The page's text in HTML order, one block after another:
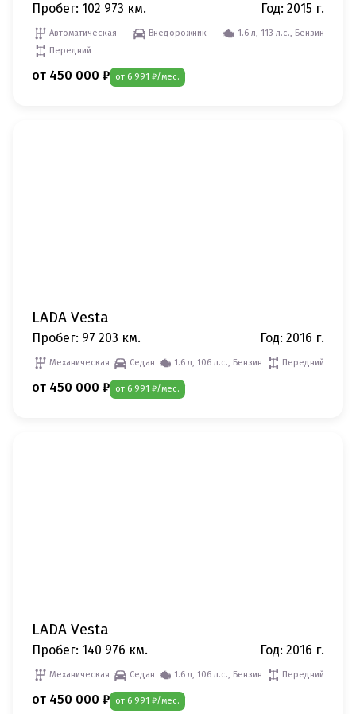
Пробег: 102 973 км. Год: 2015 г.
Автоматическая Внедорожник
1.6 л, 113 л.с., Бензин
Передний
от 450 000 ₽ от 6 991 ₽/мес.
LADA Vesta
Пробег: 97 203 км. Год: 2016 г.
Механическая Седан 1.6 л, 106 л.с., Бензин Передний
от 450 000 ₽ от 6 991 ₽/мес.
LADA Vesta
Пробег: 140 976 км. Год: 2016 г.
Механическая Седан 1.6 л, 106 л.с., Бензин Передний
от 450 000 ₽ от 6 991 ₽/мес.